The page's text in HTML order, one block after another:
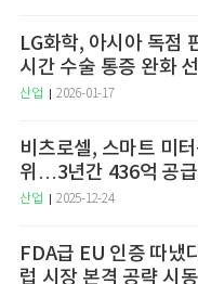
LG화학, 아시아 독점
시간 수술 통증 완화
산업 2026-01-17
비츠로셀, 스마트 미
위…3년간 436억 공급
산업 2025-12-24
FDA급 EU 인증 따
럽 시장 본격 공략 시동